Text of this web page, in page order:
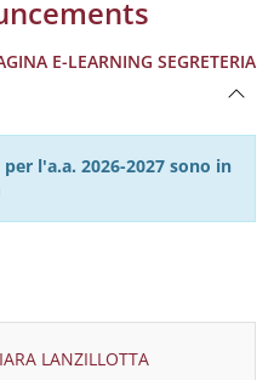
E-LEARNING SEGRETERIA
l'a.a. 2026-2027 sono in
LANZILLOTTA